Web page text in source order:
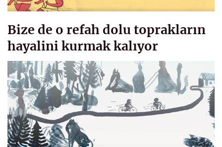
Bize de o refah dolu toprakların
hayalini kurmak kalıyor